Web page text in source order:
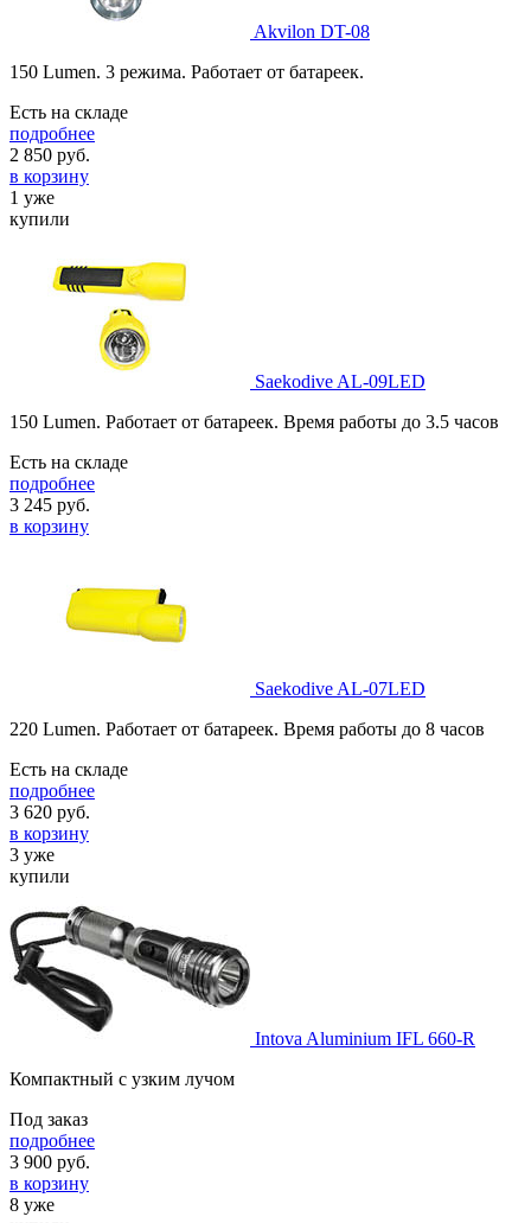
Akvilon DT-08
150 Lumen. 3 режима. Работает от батареек.
Есть на складе
подробнее
2 850 руб.
в корзину
1 уже
купили
Saekodive AL-09LED
150 Lumen. Работает от батареек. Время работы до 3.5 часов
Есть на складе
подробнее
3 245 руб.
в корзину
Saekodive AL-07LED
220 Lumen. Работает от батареек. Время работы до 8 часов
Есть на складе
подробнее
3 620 руб.
в корзину
3 уже
купили
Intova Aluminium IFL 660-R
Компактный с узким лучом
Под заказ
подробнее
3 900 руб.
в корзину
8 уже